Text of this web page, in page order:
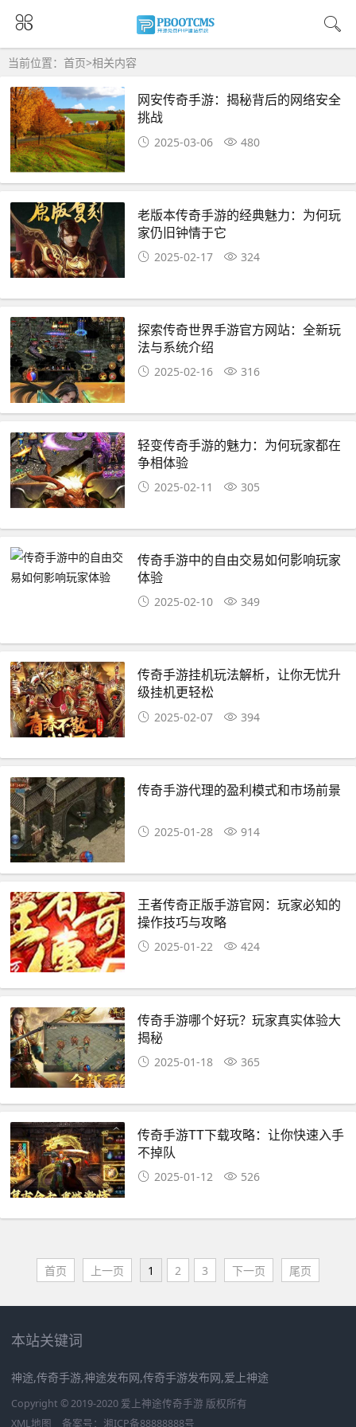
当前位置： 首页>相关内容
网安传奇手游：揭秘背后的网络安全
挑战
2025-03-06 480
老版本传奇手游的经典魅力：为何玩
家仍旧钟情于它
2025-02-17 324
探索传奇世界手游官方网站：全新玩
法与系统介绍
2025-02-16 316
轻变传奇手游的魅力：为何玩家都在
争相体验
2025-02-11 305
传奇手游中的自由交易如何影响玩家
体验
2025-02-10 349
传奇手游挂机玩法解析，让你无忧升
级挂机更轻松
2025-02-07 394
传奇手游代理的盈利模式和市场前景
2025-01-28 914
王者传奇正版手游官网：玩家必知的
操作技巧与攻略
2025-01-22 424
传奇手游哪个好玩？玩家真实体验大
揭秘
2025-01-18 365
传奇手游TT下载攻略：让你快速入手
不掉队
2025-01-12 526
首页 上一页 1 2 3 下一页 尾页
本站关键词
神途,传奇手游,神途发布网,传奇手游发布网,爱上神途
Copyright © 2019-2020 爱上神途传奇手游 版权所有
XML地图
备案号： 湘ICP备88888888号